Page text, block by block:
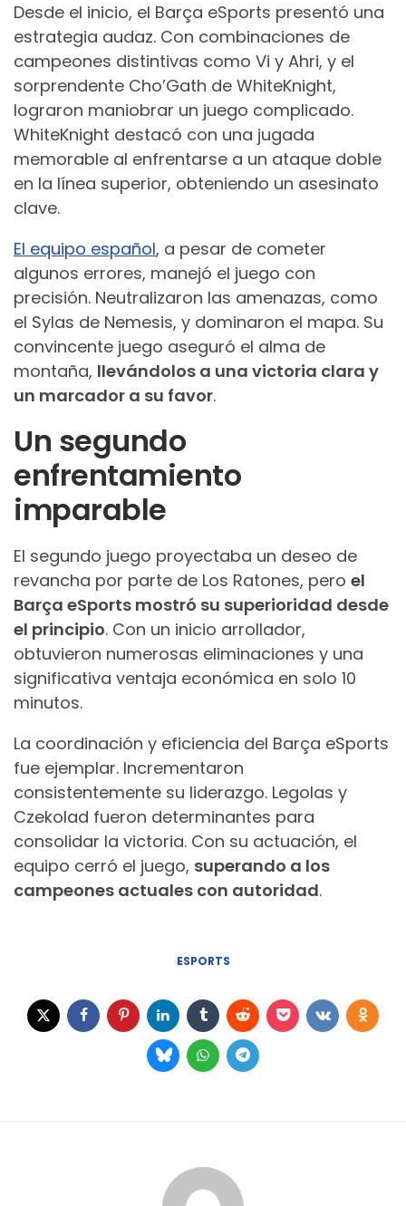
Desde el inicio, el Barça eSports presentó una
estrategia audaz. Con combinaciones de
campeones distintivas como Vi y Ahri, y el
sorprendente Cho’Gath de WhiteKnight,
lograron maniobrar un juego complicado.
WhiteKnight destacó con una jugada
memorable al enfrentarse a un ataque doble
en la línea superior, obteniendo un asesinato
clave.
El equipo español, a pesar de cometer
algunos errores, manejó el juego con
precisión. Neutralizaron las amenazas, como
el Sylas de Nemesis, y dominaron el mapa. Su
convincente juego aseguró el alma de
montaña, llevándolos a una victoria clara y
un marcador a su favor.
Un segundo
enfrentamiento
imparable
El segundo juego proyectaba un deseo de
revancha por parte de Los Ratones, pero el
Barça eSports mostró su superioridad desde
el principio. Con un inicio arrollador,
obtuvieron numerosas eliminaciones y una
significativa ventaja económica en solo 10
minutos.
La coordinación y eficiencia del Barça eSports
fue ejemplar. Incrementaron
consistentemente su liderazgo. Legolas y
Czekolad fueron determinantes para
consolidar la victoria. Con su actuación, el
equipo cerró el juego, superando a los
campeones actuales con autoridad.
ESPORTS